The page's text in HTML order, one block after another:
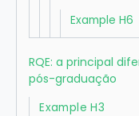
Example H6
RQE: a principal
pós-graduação
Example H3